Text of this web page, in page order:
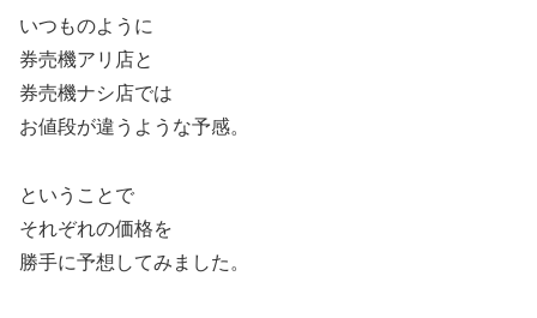
いつものように
券売機アリ店と
券売機ナシ店では
お値段が違うような予感。
ということで
それぞれの価格を
勝手に予想してみました。